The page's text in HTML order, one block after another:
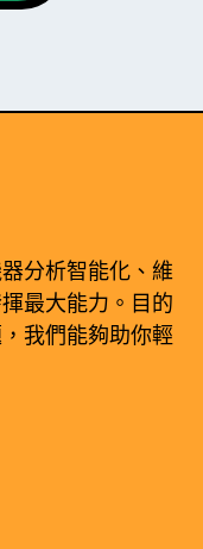
分析智能化、維
最大能力。目的
我們能夠助你輕